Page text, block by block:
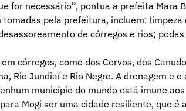
for necessário”, pontua a prefeita Mara
pela prefeitura, incluem: limpeza
de córregos e rios;
córregos, como dos Corvos, dos
Rio Jundiaí e Rio Negro. A drenagem e
município do mundo está imune
Mogi ser uma cidade resiliente, que é